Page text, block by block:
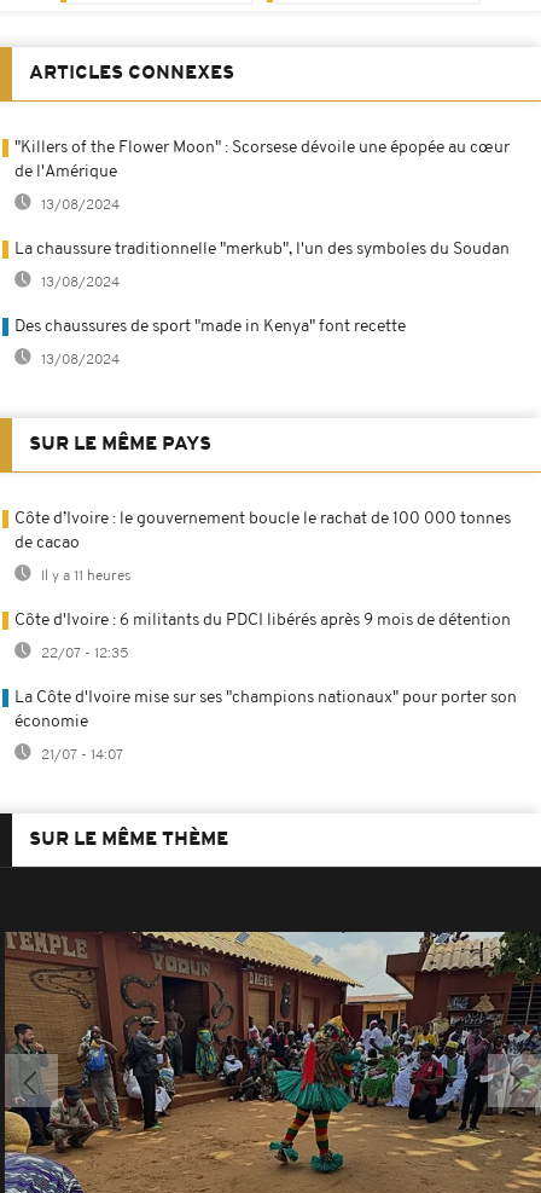
ARTICLES CONNEXES
"Killers of the Flower Moon" : Scorsese dévoile une épopée au cœur
de l'Amérique
13/08/2024
La chaussure traditionnelle "merkub", l'un des symboles du Soudan
13/08/2024
Des chaussures de sport "made in Kenya" font recette
13/08/2024
SUR LE MÊME PAYS
Côte d’Ivoire : le gouvernement boucle le rachat de 100 000 tonnes
de cacao
Il y a 11 heures
Côte d'Ivoire : 6 militants du PDCI libérés après 9 mois de détention
22/07 - 12:35
La Côte d'Ivoire mise sur ses "champions nationaux" pour porter son
économie
21/07 - 14:07
SUR LE MÊME THÈME